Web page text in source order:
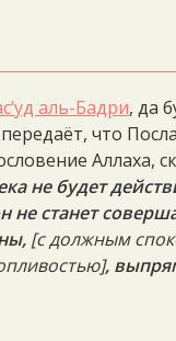
аль-Бадри, да
что
Аллаха,
не будет
не станет
[с должным
,